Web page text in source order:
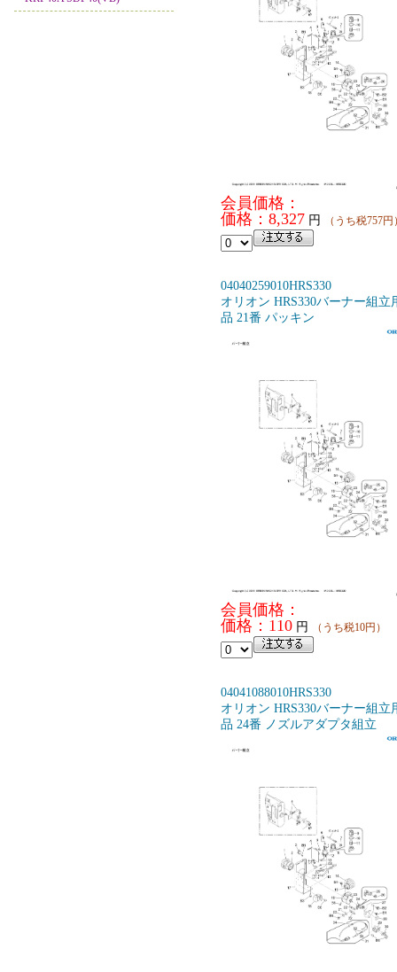
会員価格：
価格：8,327 円 （うち税757円
04040259010HRS330
オリオン HRS330バーナー組立
品 21番 パッキン
会員価格：
価格：110 円 （うち税10円）
04041088010HRS330
オリオン HRS330バーナー組立
品 24番 ノズルアダプタ組立